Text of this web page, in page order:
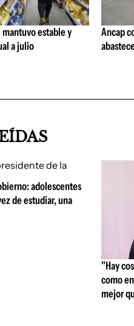
estable y
a julio
Ancap
adolescentes
de estudiar, una
"Hay
como
mejor